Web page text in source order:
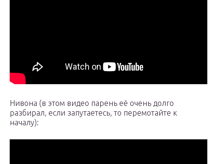
Нивона (в этом видео парень её очень долго
разбирал, если запутаетесь, то перемотайте к
началу):